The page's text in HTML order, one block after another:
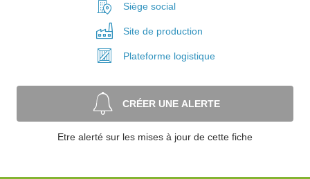
Siège social
Site de production
Plateforme logistique
CRÉER UNE ALERTE
Etre alerté sur les mises à jour de cette fiche